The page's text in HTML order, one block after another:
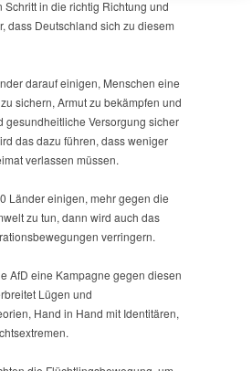
Schritt in die richtig Richtung und
dass Deutschland sich zu diesem
darauf einigen, Menschen eine
sichern, Armut zu bekämpfen und
gesundheitliche Versorgung sicher
das dazu führen, dass weniger
verlassen müssen.
Länder einigen, mehr gegen die
zu tun, dann wird auch das
verringern.
AfD eine Kampagne gegen diesen
Lügen und
Hand in Hand mit Identitären,